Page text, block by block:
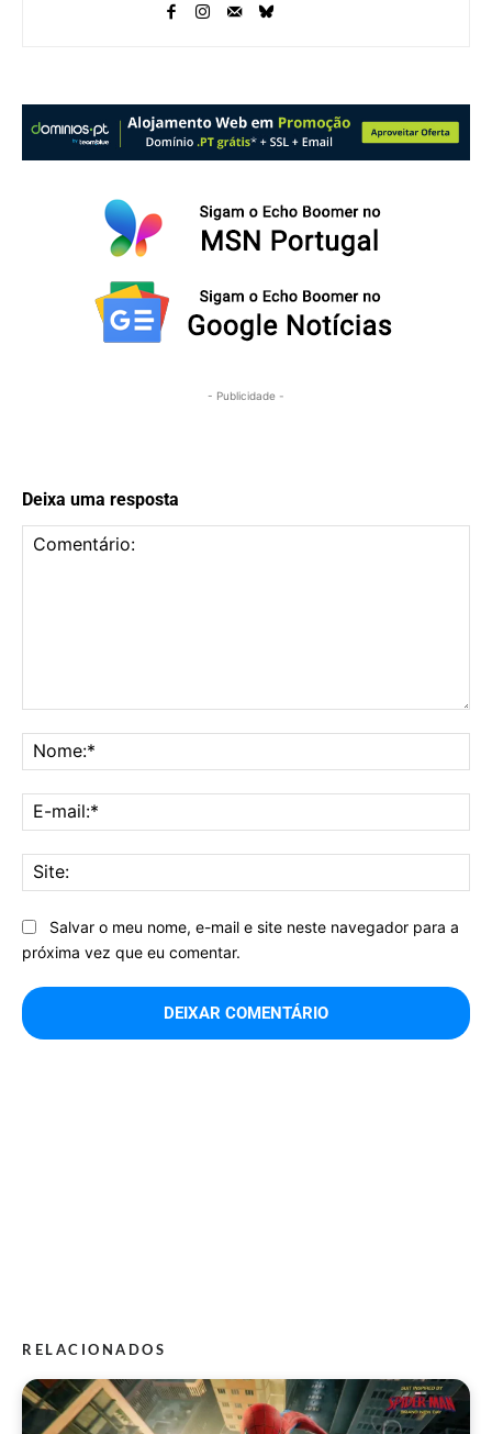
- Publicidade -
Deixa uma resposta
Salvar o meu nome, e-mail e site neste navegador para a
próxima vez que eu comentar.
RELACIONADOS